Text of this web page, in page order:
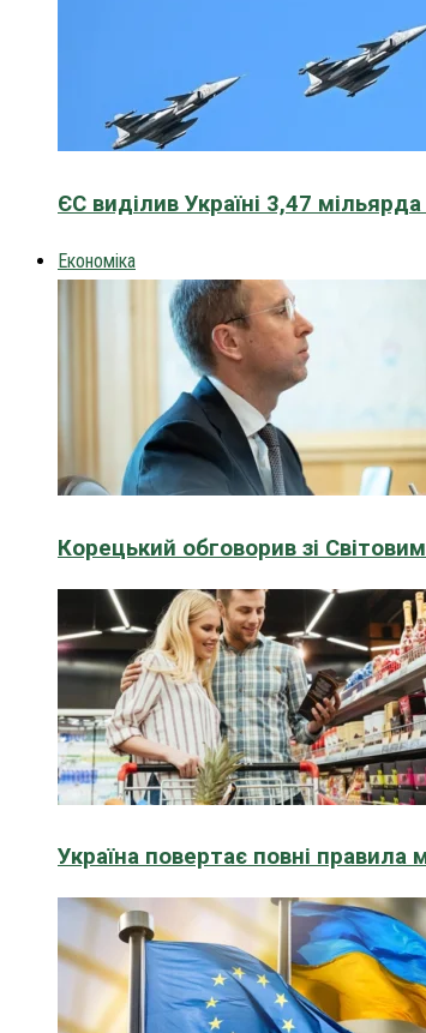
ЄС виділив Україні 3,47
Економіка
Корецький обговорив зі
Україна повертає повні правила